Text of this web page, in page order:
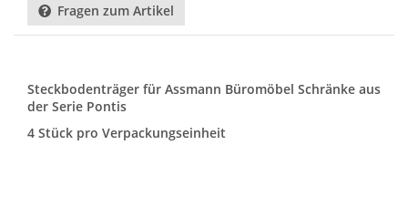
Fragen zum Artikel
Steckbodenträger für Assmann Büromöbel Schränke aus
der Serie Pontis
4 Stück pro Verpackungseinheit